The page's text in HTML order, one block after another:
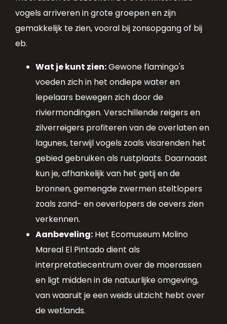
vogels arriveren in grote groepen en zijn
gemakkelijk te zien, vooral bij zonsopgang of bij
eb.
Wat je kunt zien:Gewone flamingo's
voeden zich in het ondiepe water en
lepelaars bewegen zich door de
riviermondingen. Verschillende reigers en
zilverreigers profiteren van de overlaten en
lagunes, terwijl vogels zoals visarenden het
gebied gebruiken als rustplaats. Daarnaast
kun je, afhankelijk van het getij en de
bronnen, gemengde zwermen steltlopers
zoals zand- en oeverlopers de oevers zien
verkennen.
Aanbeveling: Het Ecomuseum Molino
Mareal El Pintado dient als
interpretatiecentrum over de moerassen
en ligt midden in de natuurlijke omgeving,
van waaruit je een weids uitzicht hebt over
de wetlands.